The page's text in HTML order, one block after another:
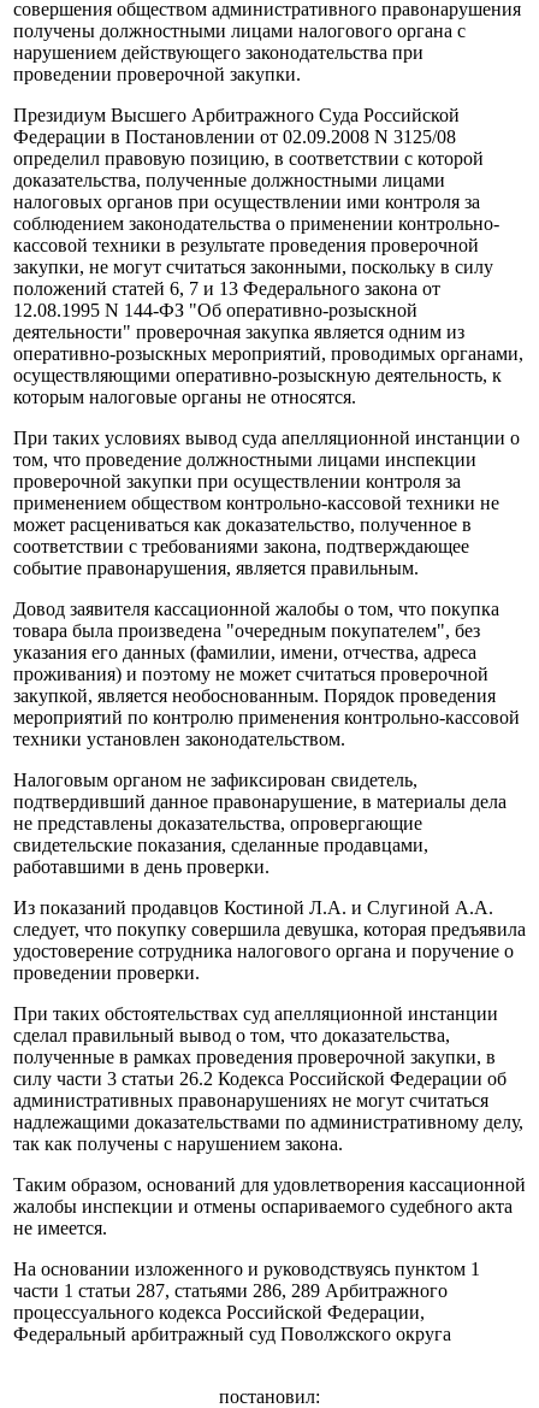
совершения обществом административного правонарушения
получены должностными лицами налогового органа с
нарушением действующего законодательства при
проведении проверочной закупки.
Президиум Высшего Арбитражного Суда Российской
Федерации в Постановлении от 02.09.2008 N 3125/08
определил правовую позицию, в соответствии с которой
доказательства, полученные должностными лицами
налоговых органов при осуществлении ими контроля за
соблюдением законодательства о применении контрольно-
кассовой техники в результате проведения проверочной
закупки, не могут считаться законными, поскольку в силу
положений статей 6, 7 и 13 Федерального закона от
12.08.1995 N 144-ФЗ "Об оперативно-розыскной
деятельности" проверочная закупка является одним из
оперативно-розыскных мероприятий, проводимых органами,
осуществляющими оперативно-розыскную деятельность, к
которым налоговые органы не относятся.
При таких условиях вывод суда апелляционной инстанции о
том, что проведение должностными лицами инспекции
проверочной закупки при осуществлении контроля за
применением обществом контрольно-кассовой техники не
может расцениваться как доказательство, полученное в
соответствии с требованиями закона, подтверждающее
событие правонарушения, является правильным.
Довод заявителя кассационной жалобы о том, что покупка
товара была произведена "очередным покупателем", без
указания его данных (фамилии, имени, отчества, адреса
проживания) и поэтому не может считаться проверочной
закупкой, является необоснованным. Порядок проведения
мероприятий по контролю применения контрольно-кассовой
техники установлен законодательством.
Налоговым органом не зафиксирован свидетель,
подтвердивший данное правонарушение, в материалы дела
не представлены доказательства, опровергающие
свидетельские показания, сделанные продавцами,
работавшими в день проверки.
Из показаний продавцов Костиной Л.А. и Слугиной А.А.
следует, что покупку совершила девушка, которая предъявила
удостоверение сотрудника налогового органа и поручение о
проведении проверки.
При таких обстоятельствах суд апелляционной инстанции
сделал правильный вывод о том, что доказательства,
полученные в рамках проведения проверочной закупки, в
силу части 3 статьи 26.2 Кодекса Российской Федерации об
административных правонарушениях не могут считаться
надлежащими доказательствами по административному делу,
так как получены с нарушением закона.
Таким образом, оснований для удовлетворения кассационной
жалобы инспекции и отмены оспариваемого судебного акта
не имеется.
На основании изложенного и руководствуясь пунктом 1
части 1 статьи 287, статьями 286, 289 Арбитражного
процессуального кодекса Российской Федерации,
Федеральный арбитражный суд Поволжского округа
постановил: